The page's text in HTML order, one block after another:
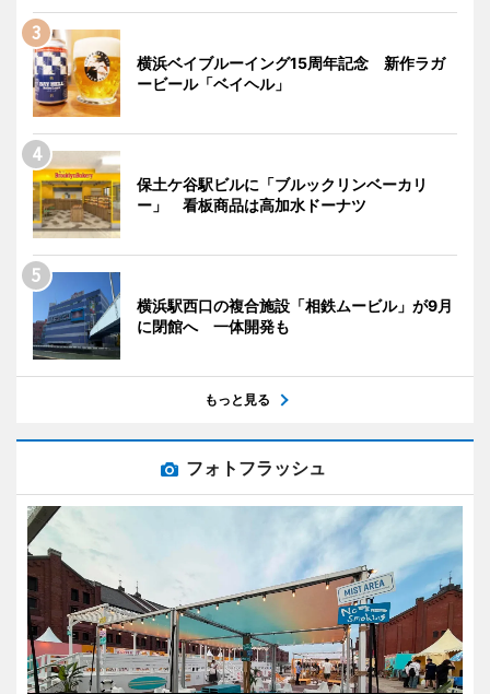
横浜ベイブルーイング15周年記念 新作ラガ
ービール「ベイヘル」
保土ケ谷駅ビルに「ブルックリンベーカリ
ー」 看板商品は高加水ドーナツ
横浜駅西口の複合施設「相鉄ムービル」が9月
に閉館へ 一体開発も
もっと見る
フォトフラッシュ